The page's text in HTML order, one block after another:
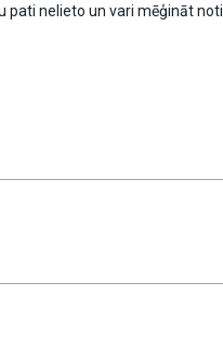
pati nelieto un vari mēģināt